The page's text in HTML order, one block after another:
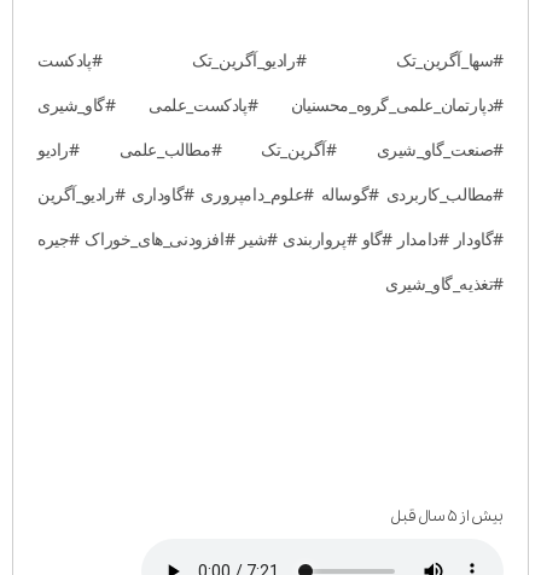
#سها_آگرین_تک #رادیو_آگرین_تک #پادکست
#دپارتمان_علمی_گروه_محسنیان #پادکست_علمی #گاو_شیری
#صنعت_گاو_شیری #آگرین_تک #مطالب_علمی #رادیو
#مطالب_کاربردی #گوساله #علوم_دامپروری #گاوداری #رادیو_آگرین
#گاودار #دامدار #گاو #پرواربندی #شیر #افزودنی_های_خوراک #جیره
#تغذیه_گاو_شیری
بیش از ۵ سال قبل